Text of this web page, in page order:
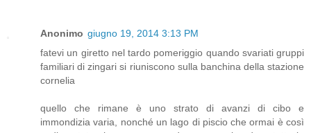
Anonimo giugno 19, 2014 3:13 PM
fatevi un giretto nel tardo pomeriggio quando svariati gruppi
familiari di zingari si riuniscono sulla banchina della stazione
cornelia
quello che rimane è uno strato di avanzi di cibo e
immondizia varia, nonché un lago di piscio che ormai è così